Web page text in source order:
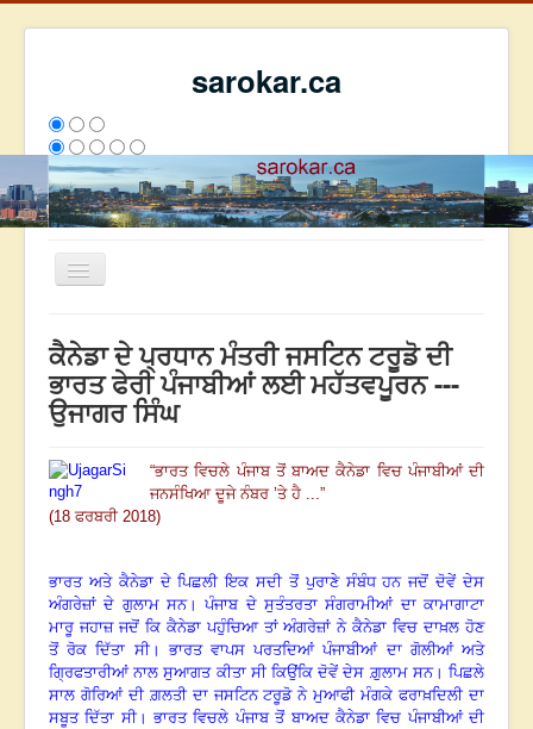
sarokar.ca
Toggle
ਰਚਨਾਵਾਂ
ਸਰੋਕਾਰ ਦੇ ਲੇਖਕ
We have 128 guests and no members online
2793185
ਕੈਨੇਡਾ ਦੇ ਪ੍ਰਧਾਨ ਮੰਤਰੀ ਜਸਟਿਨ ਟਰੂਡੋ ਦੀ
ਭਾਰਤ ਫੇਰੀ ਪੰਜਾਬੀਆਂ ਲਈ ਮਹੱਤਵਪੂਰਨ ---
ਉਜਾਗਰ ਸਿੰਘ
“ਭਾਰਤ ਵਿਚਲੇ ਪੰਜਾਬ ਤੋਂ ਬਾਅਦ ਕੈਨੇਡਾ ਵਿਚ ਪੰਜਾਬੀਆਂ ਦੀ
ਜਨਸੰਖਿਆ ਦੂਜੇ ਨੰਬਰ ’ਤੇ ਹੈ ...”
(18 ਫਰਬਰੀ 2018)
ਭਾਰਤ ਅਤੇ ਕੈਨੇਡਾ ਦੇ ਪਿਛਲੀ ਇਕ ਸਦੀ ਤੋਂ ਪੁਰਾਣੇ ਸੰਬੰਧ ਹਨ ਜਦੋਂ ਦੋਵੇਂ ਦੇਸ
ਅੰਗਰੇਜ਼ਾਂ ਦੇ ਗੁਲਾਮ ਸਨ। ਪੰਜਾਬ ਦੇ ਸੁਤੰਤਰਤਾ ਸੰਗਰਾਮੀਆਂ ਦਾ ਕਾਮਾਗਾਟਾ
ਮਾਰੂ ਜਹਾਜ਼ ਜਦੋਂ ਕਿ ਕੈਨੇਡਾ ਪਹੁੰਚਿਆ ਤਾਂ ਅੰਗਰੇਜ਼ਾਂ ਨੇ ਕੈਨੇਡਾ ਵਿਚ ਦਾਖ਼ਲ ਹੋਣ
ਤੋਂ ਰੋਕ ਦਿੱਤਾ ਸੀ। ਭਾਰਤ ਵਾਪਸ ਪਰਤਦਿਆਂ ਪੰਜਾਬੀਆਂ ਦਾ ਗੋਲੀਆਂ ਅਤੇ
ਗ੍ਰਿਫਤਾਰੀਆਂ ਨਾਲ ਸੁਆਗਤ ਕੀਤਾ ਸੀ ਕਿਉਂਕਿ ਦੋਵੇਂ ਦੇਸ ਗ਼ੁਲਾਮ ਸਨ। ਪਿਛਲੇ
ਸਾਲ ਗੋਰਿਆਂ ਦੀ ਗ਼ਲਤੀ ਦਾ ਜਸਟਿਨ ਟਰੂਡੋ ਨੇ ਮੁਆਫੀ ਮੰਗਕੇ ਫਰਾਖ਼ਦਿਲੀ ਦਾ
ਸਬੂਤ ਦਿੱਤਾ ਸੀ। ਭਾਰਤ ਵਿਚਲੇ ਪੰਜਾਬ ਤੋਂ ਬਾਅਦ ਕੈਨੇਡਾ ਵਿਚ ਪੰਜਾਬੀਆਂ ਦੀ